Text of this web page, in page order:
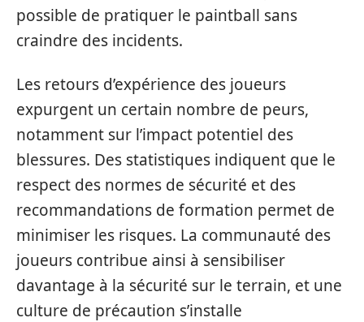
possible de pratiquer le paintball sans
craindre des incidents.
Les retours d’expérience des joueurs
expurgent un certain nombre de peurs,
notamment sur l’impact potentiel des
blessures. Des statistiques indiquent que le
respect des normes de sécurité et des
recommandations de formation permet de
minimiser les risques. La communauté des
joueurs contribue ainsi à sensibiliser
davantage à la sécurité sur le terrain, et une
culture de précaution s’installe